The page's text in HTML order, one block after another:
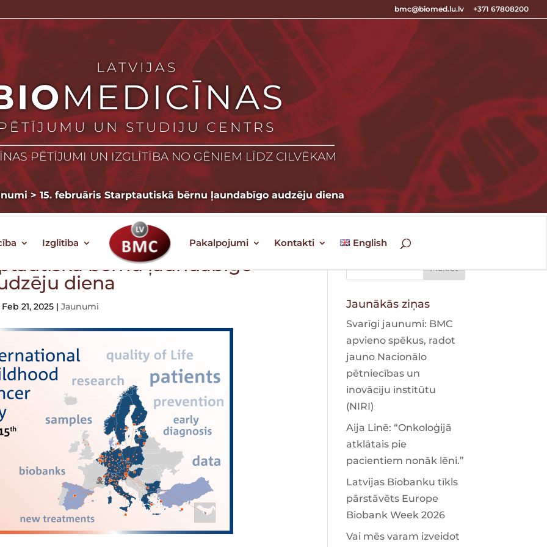
bmc@biomed.lu.lv +371 67808200
LATVIJAS
MEDICĪNAS
UN STUDIJU CENTRS
PĒTĪJUMI UN IZGLĪTĪBA NO GĒNIEM LĪDZ CILVĒKAM
>15. februāris Starptautiskā bērnu ļaundabīgo audzēju diena
Izglītība Pakalpojumi Kontakti English
bērnu ļaundabīgo
diena
Feb 21, 2025| Jaunumi Jaunākās ziņas
Svarīgi jaunumi: BMC
apvieno spēkus, radot
jauno Nacionālo
pētniecības un
inovāciju institūtu
(NIRI)
Aija Linē: “Onkoloģijā
atklātais pie
pacientiem nonāk lēni.”
Latvijas Biobanku tīkls
pārstāvēts Europe
Biobank Week 2026
Vai mēs varam izveidot